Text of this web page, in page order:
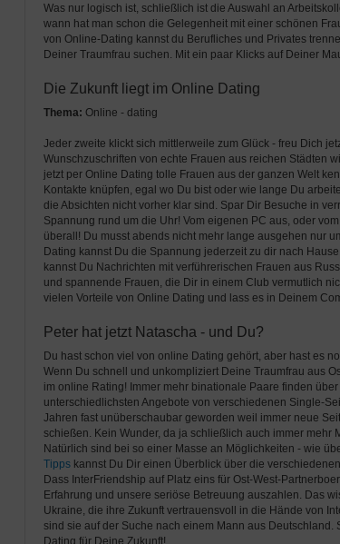
Was nur logisch ist, schließlich ist die Auswahl an
wann hat man schon die Gelegenheit mit einer schönen
von Online-Dating kannst du Berufliches und Privates
Deiner Traumfrau suchen. Mit ein paar Klicks auf Deiner
Die Zukunft liegt im Online Dating
Thema: Online - dating
Jeder zweite klickt sich mittlerweile zum Glück - freu Dich
Wunschzuschriften von echte Frauen aus reichen Städten
jetzt per Online Dating tolle Frauen aus der ganzen Welt
Kontakte knüpfen, egal wo Du bist oder wie lange Du
die Absichten nicht vorher klar sind. Spar Dir Besuche in
Spannung rund um die Uhr! Vom eigenen PC aus, oder
überall! Du musst abends nicht mehr lange ausgehen nur
Dating kannst Du die Spannung jederzeit zu dir nach
kannst Du Nachrichten mit verführerischen Frauen aus
und spannende Frauen, die Dir in einem Club vermutlich
vielen Vorteile von Online Dating und lass es in Deinem
Peter hat jetzt Natascha - und Du?
Du hast schon viel von online Dating gehört, aber hast es
Wenn Du schnell und unkompliziert Deine Traumfrau aus
im online Rating! Immer mehr binationale Paare finden
unterschiedlichsten Angebote von verschiedenen Single-
Jahren fast unüberschaubar geworden weil immer neue
schießen. Kein Wunder, da ja schließlich auch immer mehr
Natürlich sind bei so einer Masse an Möglichkeiten - wie
Tipps kannst Du Dir einen Überblick über die
Dass InterFriendship auf Platz eins für Ost-West-
Erfahrung und unsere seriöse Betreuung auszahlen. Das
Ukraine, die ihre Zukunft vertrauensvoll in die Hände von
sind sie auf der Suche nach einem Mann aus
Dating für Deine Zukunft!